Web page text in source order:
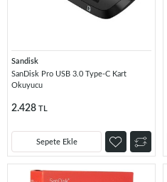
Sandisk
SanDisk Pro USB 3.0 Type-C Kart
Okuyucu
2.428 TL
Sepete Ekle